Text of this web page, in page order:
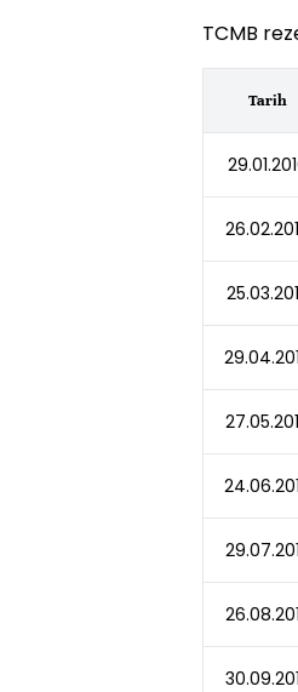
TCMB
Tarih